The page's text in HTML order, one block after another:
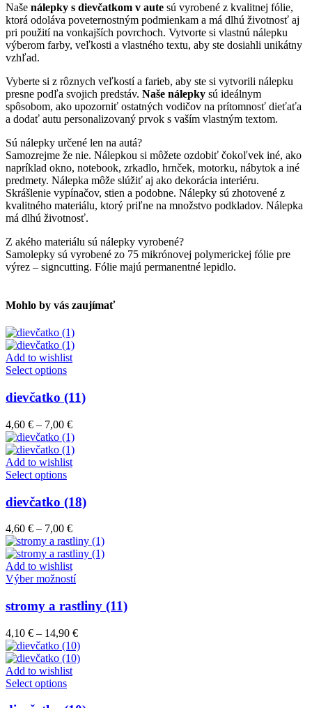
Naše nálepky s dievčatkom v aute sú vyrobené z kvalitnej fólie,
ktorá odoláva poveternostným podmienkam a má dlhú životnosť aj
pri použití na vonkajších povrchoch. Vytvorte si vlastnú nálepku
výberom farby, veľkosti a vlastného textu, aby ste dosiahli unikátny
vzhľad.
Vyberte si z rôznych veľkostí a farieb, aby ste si vytvorili nálepku
presne podľa svojich predstáv. Naše nálepky sú ideálnym
spôsobom, ako upozorniť ostatných vodičov na prítomnosť dieťaťa
a dodať autu personalizovaný prvok s vaším vlastným textom.
Sú nálepky určené len na autá?
Samozrejme že nie. Nálepkou si môžete ozdobiť čokoľvek iné, ako
napríklad okno, notebook, zrkadlo, hrnček, motorku, nábytok a iné
predmety. Nálepka môže slúžiť aj ako dekorácia interiéru.
Skrášlenie vypínačov, stien a podobne. Nálepky sú zhotovené z
kvalitného materiálu, ktorý priľne na množstvo podkladov. Nálepka
má dlhú životnosť.
Z akého materiálu sú nálepky vyrobené?
Samolepky sú vyrobené zo 75 mikrónovej polymerickej fólie pre
výrez – signcutting. Fólie majú permanentné lepidlo.
Mohlo by vás zaujímať
Add to wishlist
Select optionsTento
má
viacero
variantov.
Možnosti
si
môžete
vybrať
na
stránke
produktu.
dievčatko (11)
4,60 € – 7,00 €Price
range:
4,60 €
through
Add to wishlist
Select optionsTento
má
viacero
variantov.
Možnosti
si
môžete
vybrať
na
stránke
produktu.
dievčatko (18)
4,60 € – 7,00 €Price
range:
4,60 €
through
7,00 €
Add to wishlist
Výber možnostíTento
má
viacero
variantov.
Možnosti
si
môžete
stránke
stromy a rastliny (11)
4,10 € – 14,90 €Price
range:
4,10 €
Add to wishlist
Select optionsTento